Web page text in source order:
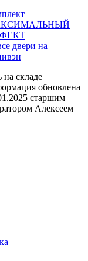
двери на
на складе
обновлена
старшим
Алексеем